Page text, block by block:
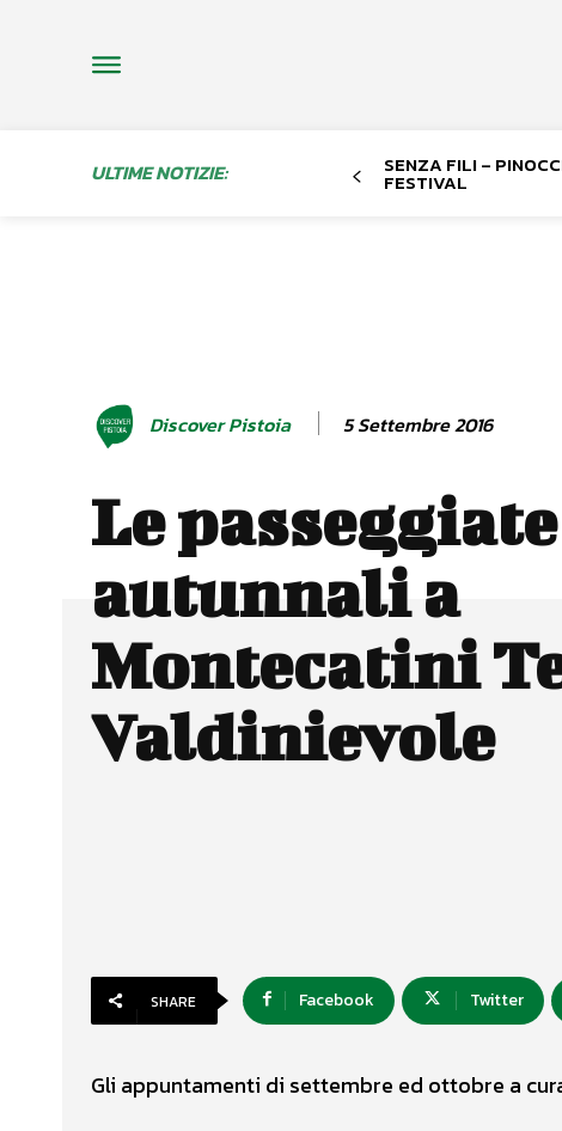
ULTIME NOTIZIE: SENZA FILI –
FESTIVAL
Discover Pistoia 5 Settembre 2016
Le passeggiate
autunnali a
Montecatini
Valdinievole
SHARE Facebook Twitter
Gli appuntamenti di settembre ed ottobre a